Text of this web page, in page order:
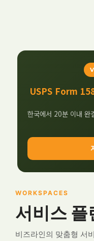
USPS Form
한국에서 20분 이내 완
WORKSPACES
서비스 플
비즈라인의 맞춤형 서